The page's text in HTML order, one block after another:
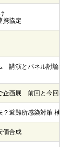
携協定
講演とパネル討論無
画展 前回と今回の
？避難所感染対策 検
価合成